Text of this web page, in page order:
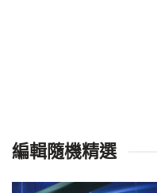
編輯隨機精選